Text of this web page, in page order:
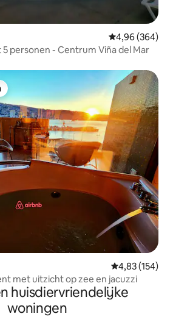
Gemiddelde
4,96 (364)
personen - Centrum Viña del Mar
Gemiddelde
4,83 (154)
met uitzicht op zee en jacuzzi
huisdiervriendelijke
woningen